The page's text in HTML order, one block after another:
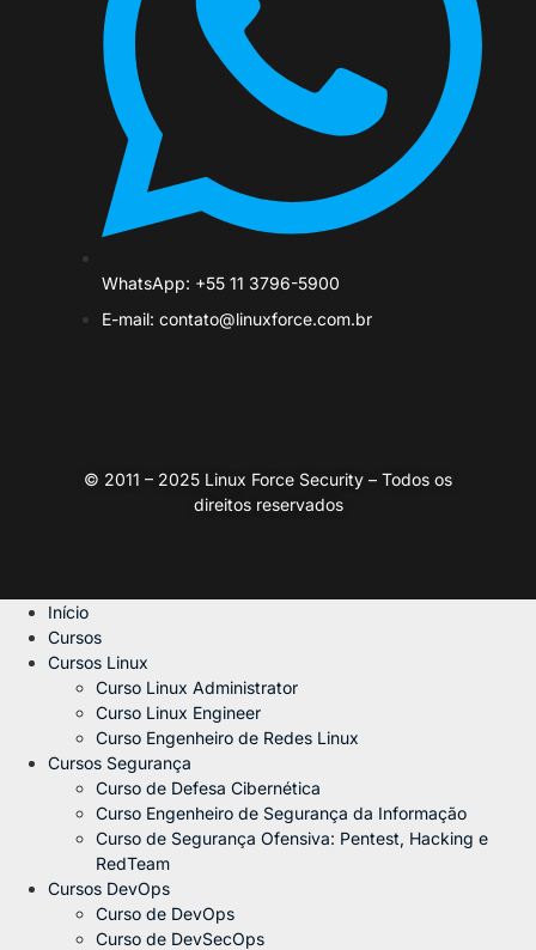
WhatsApp: +55 11 3796-5900
E-mail: contato@linuxforce.com.br
© 2011 – 2025 Linux Force Security – Todos os
direitos reservados
Início
Cursos
Cursos Linux
Curso Linux Administrator
Curso Linux Engineer
Curso Engenheiro de Redes Linux
Cursos Segurança
Curso de Defesa Cibernética
Curso Engenheiro de Segurança da Informação
Curso de Segurança Ofensiva: Pentest, Hacking e
RedTeam
Cursos DevOps
Curso de DevOps
Curso de DevSecOps